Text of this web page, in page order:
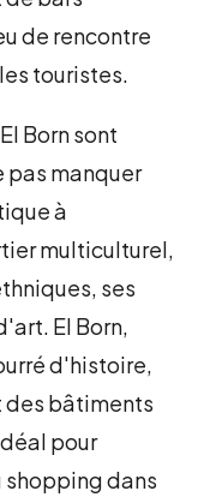
de rencontre
touristes.
Born sont
pas manquer
à
multiculturel,
ses
El Born,
d'histoire,
des bâtiments
pour
dans